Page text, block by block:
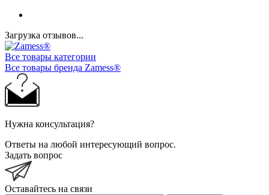
Загрузка отзывов...
Все товары категории
Все товары бренда Zamess®
Нужна консультация?
Ответы на любой интересующий вопрос.
Задать вопрос
Оставайтесь на связи